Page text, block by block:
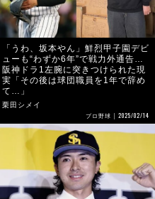
「うわ、坂本やん」鮮烈甲子園デビ
ューも“わずか6年”で戦力外通告…
阪神ドラ1左腕に突きつけられた現
実「その後は球団職員を1年で辞め
て…」
栗田シメイ
プロ野球 2025/02/14